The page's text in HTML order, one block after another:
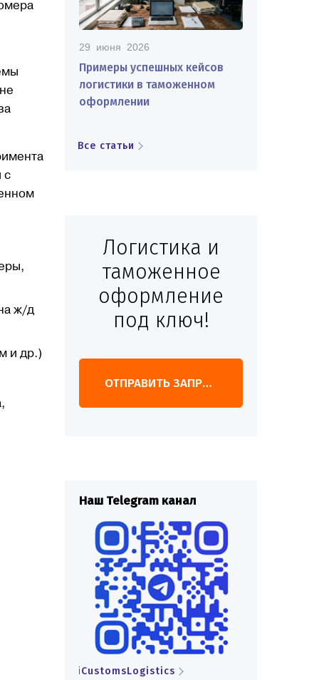
с
ж/д
и др.)
29 июня 2026
Примеры успешных кейсов
логистики в таможенном
оформлении
Все статьи
Логистика и
таможенное
оформление
под ключ!
ОТПРАВИТЬ ЗАПРОС
Наш Telegram канал
iCustomsLogistics